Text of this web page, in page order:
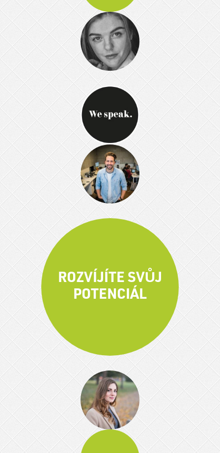
ROZVÍJÍTE SVŮJ
POTENCIÁL